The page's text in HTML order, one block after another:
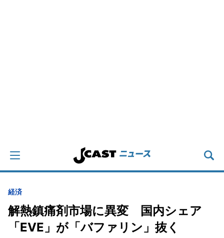
経済
解熱鎮痛剤市場に異変 国内シェア
「EVE」が「バファリン」抜く